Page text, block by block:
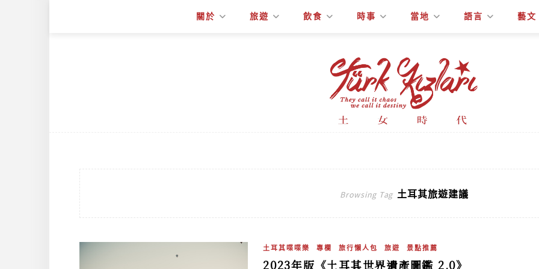
關於 旅遊 飲食 時事 當地 語言 藝文
Browsing Tag 土耳其旅遊建議
土耳其喋喋樂 專欄 旅行懶人包 旅遊 景點推薦
2023年版《土耳其世界遺產圖鑑 2.0》